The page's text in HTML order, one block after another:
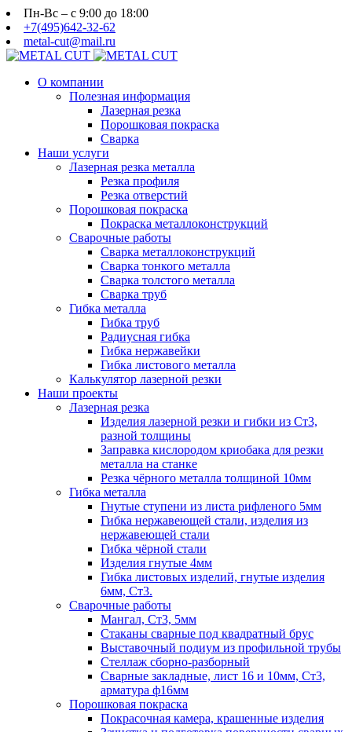
Пн-Вс – с 9:00 до 18:00
+7(495)642-32-62
metal-cut@mail.ru
О компании
Полезная информация
Лазерная резка
Порошковая покраска
Сварка
Наши услуги
Лазерная резка металла
Резка профиля
Резка отверстий
Порошковая покраска
Покраска металлоконструкций
Сварочные работы
Сварка металлоконструкций
Сварка тонкого металла
Сварка толстого металла
Сварка труб
Гибка металла
Гибка труб
Радиусная гибка
Гибка нержавейки
Гибка листового металла
Калькулятор лазерной резки
Наши проекты
Лазерная резка
Изделия лазерной резки и гибки из Ст3,
разной толщины
Заправка кислородом криобака для резки
металла на станке
Резка чёрного металла толщиной 10мм
Гибка металла
Гнутые ступени из листа рифленого 5мм
Гибка нержавеющей стали, изделия из
нержавеющей стали
Гибка чёрной стали
Изделия гнутые 4мм
Гибка листовых изделий, гнутые изделия
6мм, Ст3.
Сварочные работы
Мангал, Ст3, 5мм
Стаканы сварные под квадратный брус
Выставочный подиум из профильной трубы
Стеллаж сборно-разборный
Сварные закладные, лист 16 и 10мм, Ст3,
арматура ф16мм
Порошковая покраска
Покрасочная камера, крашенные изделия